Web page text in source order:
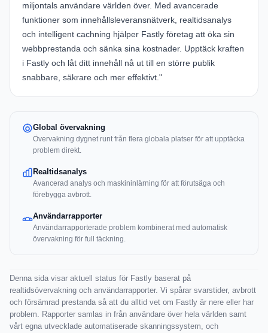
miljontals användare världen över. Med avancerade
funktioner som innehållsleveransnätverk, realtidsanalys
och intelligent cachning hjälper Fastly företag att öka sin
webbprestanda och sänka sina kostnader. Upptäck kraften
i Fastly och låt ditt innehåll nå ut till en större publik
snabbare, säkrare och mer effektivt."
Global övervakning
Övervakning dygnet runt från flera globala platser för att upptäcka
problem direkt.
Realtidsanalys
Avancerad analys och maskininlärning för att förutsäga och
förebygga avbrott.
Användarrapporter
Användarrapporterade problem kombinerat med automatisk
övervakning för full täckning.
Denna sida visar aktuell status för Fastly baserat på
realtidsövervakning och användarrapporter. Vi spårar svarstider, avbrott
och försämrad prestanda så att du alltid vet om Fastly är nere eller har
problem. Rapporter samlas in från användare över hela världen samt
vårt egna utvecklade automatiserade skanningssystem, och